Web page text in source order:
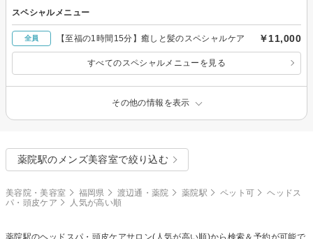
スペシャルメニュー
全員 【至福の1時間15分】癒しと髪のスペシャルケア ￥11,000
すべてのスペシャルメニューを見る
その他の情報を表示
薬院駅のメンズ美容室で絞り込む
美容院・美容室 福岡県 渡辺通・薬院 薬院駅 ペット可
ヘッドス
パ・頭皮ケア
人気が高い順
薬院駅のヘッドスパ・頭皮ケアサロン(人気が高い順)から検索＆予約が可能で